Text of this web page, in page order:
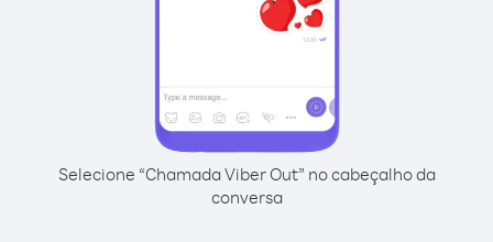
Selecione “Chamada Viber Out” no cabeçalho da
conversa